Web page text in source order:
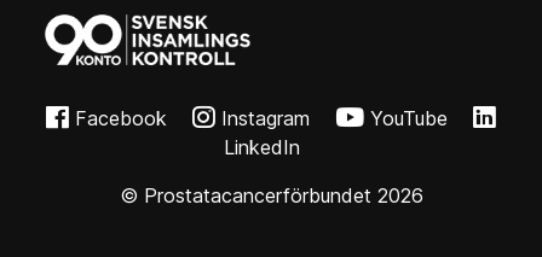
Facebook Instagram
YouTube
LinkedIn
© Prostatacancerförbundet 2026